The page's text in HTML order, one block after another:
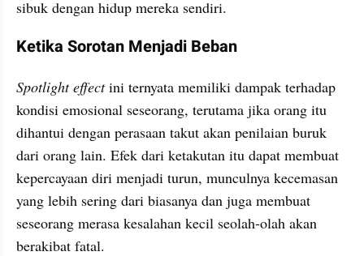
sibuk dengan hidup mereka sendiri.
Ketika Sorotan Menjadi Beban
Spotlight effect ini ternyata memiliki dampak terhadap
kondisi emosional seseorang, terutama jika orang itu
dihantui dengan perasaan takut akan penilaian buruk
dari orang lain. Efek dari ketakutan itu dapat membuat
kepercayaan diri menjadi turun, munculnya kecemasan
yang lebih sering dari biasanya dan juga membuat
seseorang merasa kesalahan kecil seolah-olah akan
berakibat fatal.